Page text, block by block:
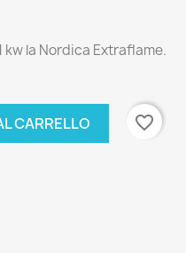
kw la Nordica Extraflame.
CARRELLO
favorite_border